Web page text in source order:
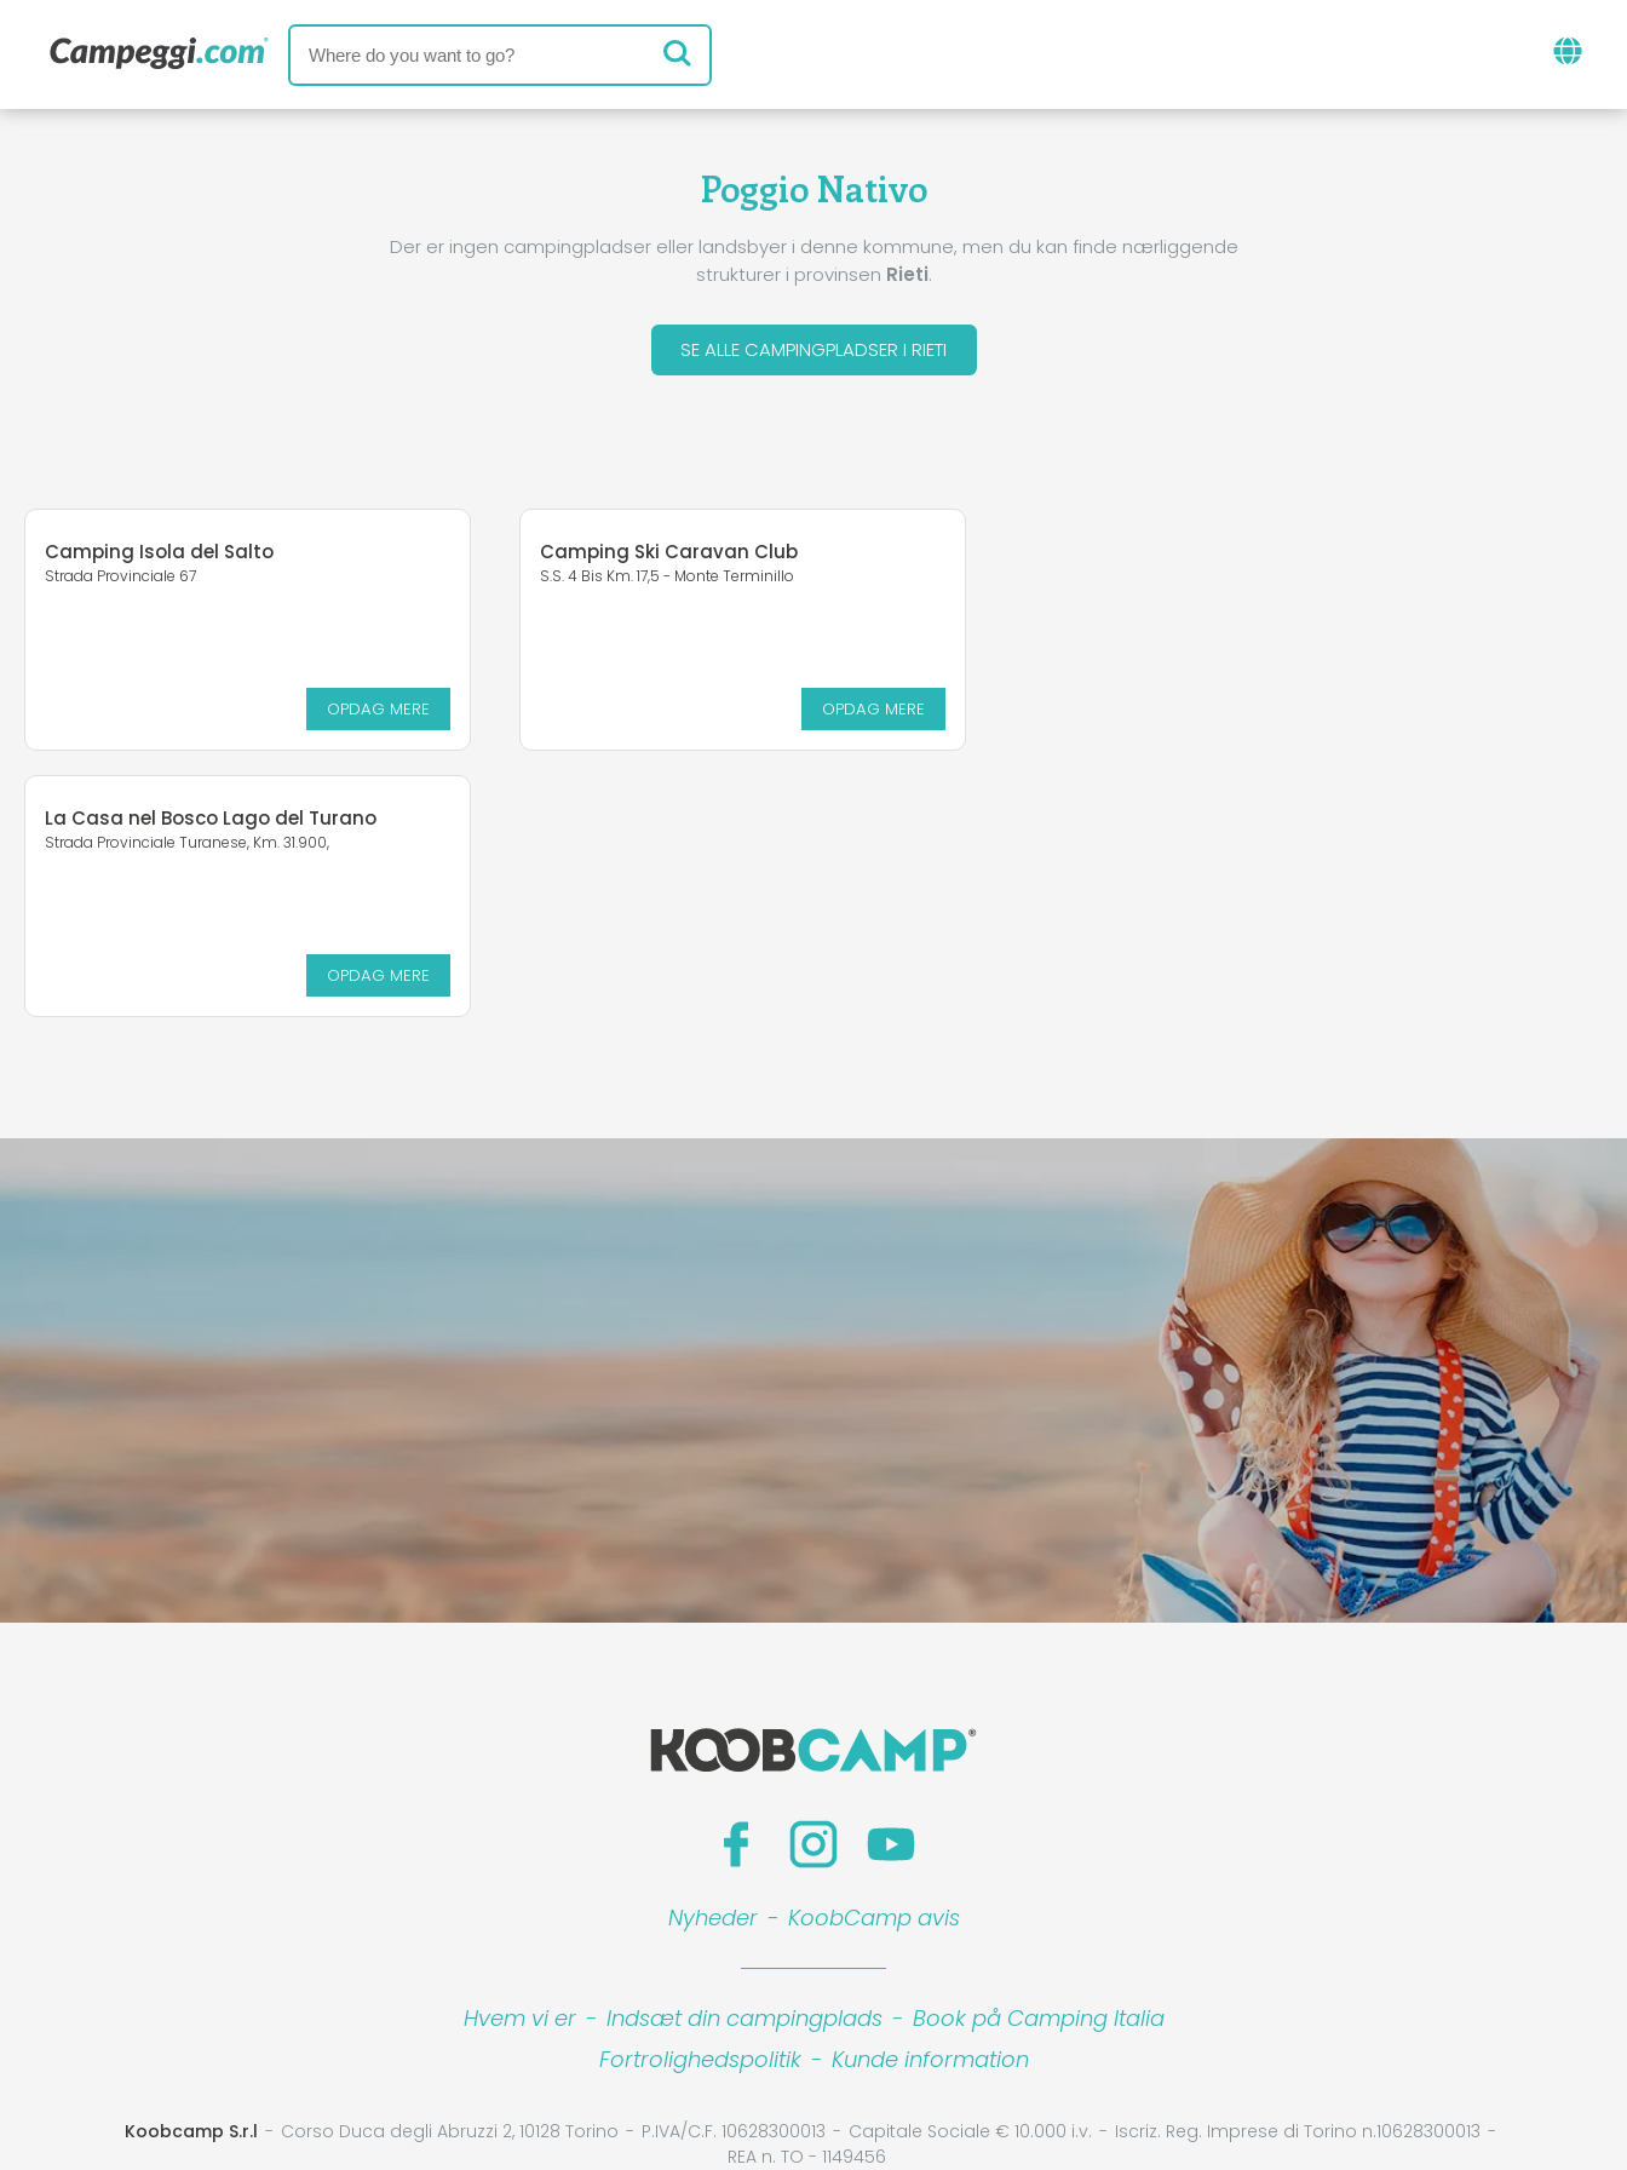
Poggio Nativo
Der er ingen campingpladser eller landsbyer i denne kommune, men du kan finde nærliggende
strukturer i provinsen Rieti.
SE ALLE CAMPINGPLADSER I RIETI
Camping Isola del Salto
Strada Provinciale 67
OPDAG MERE
Camping Ski Caravan Club
S.S. 4 Bis Km. 17,5 - Monte Terminillo
OPDAG MERE
La Casa nel Bosco Lago del Turano
Strada Provinciale Turanese, Km. 31.900,
OPDAG MERE
Nyheder - KoobCamp avis
Hvem vi er - Indsæt din campingplads - Book på Camping Italia
Fortrolighedspolitik - Kunde information
Koobcamp S.r.l Corso Duca degli Abruzzi 2, 10128 Torino P.IVA/C.F. 10628300013 Capitale Sociale € 10.000 i.v.
Iscriz. Reg. Imprese di Torino n.10628300013
REA n. TO - 1149456